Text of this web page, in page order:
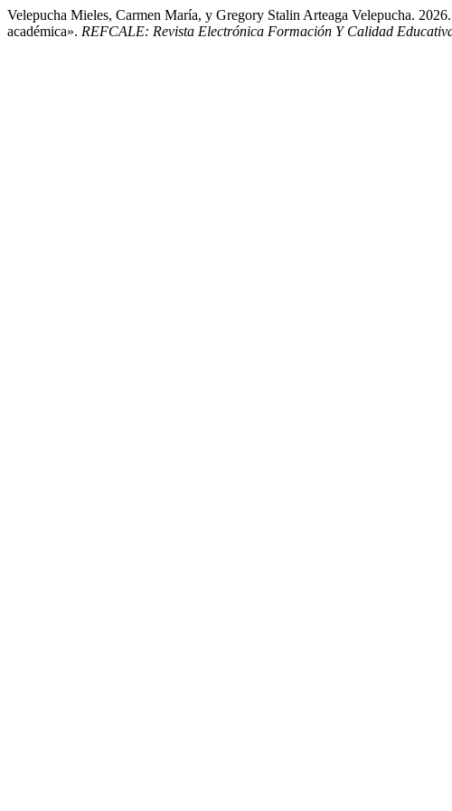
Velepucha Mieles, Carmen María, y Gregory Stalin Arteaga Velepucha.
académica». REFCALE: Revista Electrónica Formación Y Calidad